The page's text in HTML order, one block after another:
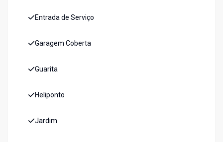
Entrada de Serviço
Garagem Coberta
Guarita
Heliponto
Jardim